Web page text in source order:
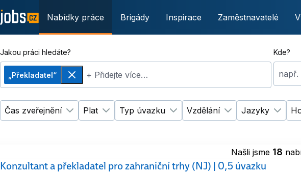
Nabídky práce Brigády Inspirace Zaměstnavatelé
Jakou práci hledáte?
„Překladatel“
Odebrat+ Přidejte více…
Kde?
např.
Čas zveřejnění
Změnit filtr Čas zveřejnění
Plat
Změnit filtr Plat
Typ úvazku
Změnit filtr Typ úvazku
Vzdělání
Změnit filtr
Jazyky
Našli jsme 18
Konzultant a překladatel pro zahraniční trhy (NJ) | 0,5 úvazku